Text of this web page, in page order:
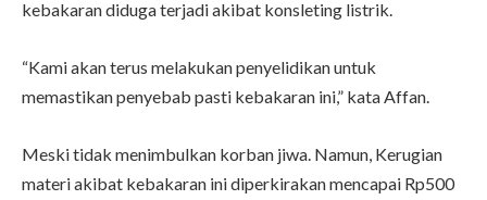
kebakaran diduga terjadi akibat konsleting listrik.
“Kami akan terus melakukan penyelidikan untuk
memastikan penyebab pasti kebakaran ini,” kata Affan.
Meski tidak menimbulkan korban jiwa. Namun, Kerugian
materi akibat kebakaran ini diperkirakan mencapai Rp500